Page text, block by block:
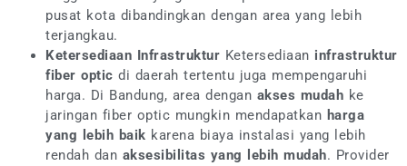
pusat kota dibandingkan dengan area yang lebih
terjangkau.
Ketersediaan Infrastruktur Ketersediaan infrastruktur
fiber optic di daerah tertentu juga mempengaruhi
harga. Di Bandung, area dengan akses mudah ke
jaringan fiber optic mungkin mendapatkan harga
yang lebih baik karena biaya instalasi yang lebih
rendah dan aksesibilitas yang lebih mudah. Provider